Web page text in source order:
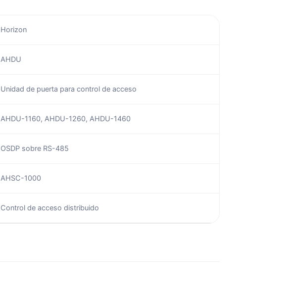
Horizon
AHDU
Unidad de puerta para control de acceso
AHDU-1160, AHDU-1260, AHDU-1460
OSDP sobre RS-485
AHSC-1000
Control de acceso distribuido